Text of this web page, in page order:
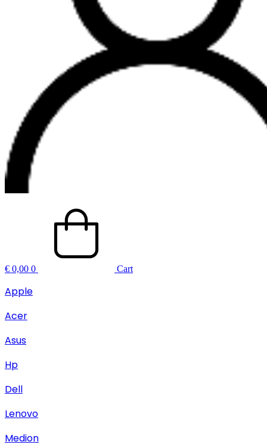
€ 0,00 0 Cart
Apple
Acer
Asus
Hp
Dell
Lenovo
Medion